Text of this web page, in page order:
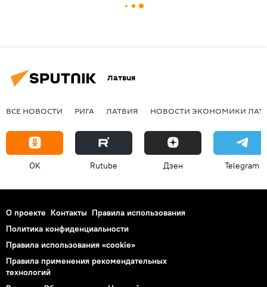
Латвия
ВСЕ НОВОСТИ РИГА ЛАТВИЯ НОВОСТИ ЭКОНОМИКИ
OK Rutube Дзен Telegram
О проекте Контакты Правила использования
Политика конфиденциальности
Правила использования «cookie»
Правила применения рекомендательных
технологий